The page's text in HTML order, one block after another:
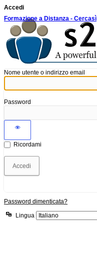
Accedi
Formazione a Distanza - Cercasì
Nome utente o indirizzo email
Password
Ricordami
Password dimenticata?
Lingua